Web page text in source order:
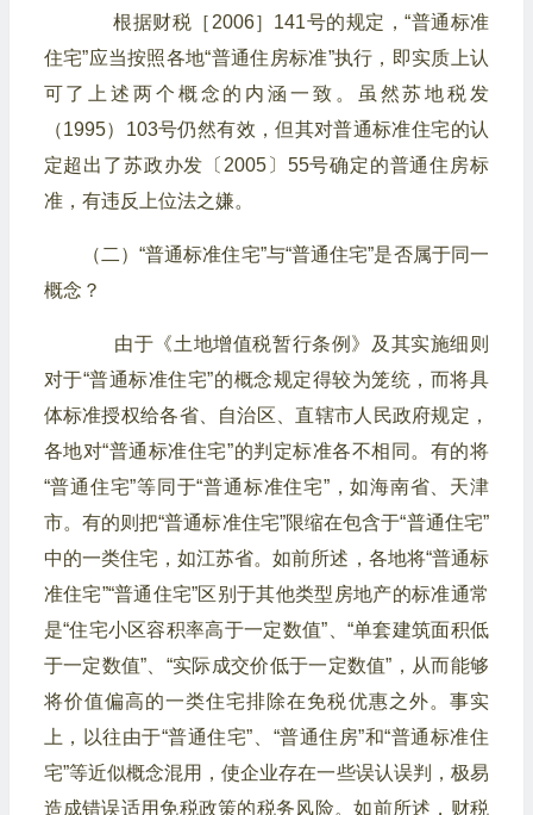
根据财税［2006］141号的规定，“普通标准
住宅”应当按照各地“普通住房标准”执行，即实质上认
可了上述两个概念的内涵一致。虽然苏地税发
（1995）103号仍然有效，但其对普通标准住宅的认
定超出了苏政办发〔2005〕55号确定的普通住房标
准，有违反上位法之嫌。
（二）“普通标准住宅”与“普通住宅”是否属于同一
概念？
由于《土地增值税暂行条例》及其实施细则
对于“普通标准住宅”的概念规定得较为笼统，而将具
体标准授权给各省、自治区、直辖市人民政府规定，
各地对“普通标准住宅”的判定标准各不相同。有的将
“普通住宅”等同于“普通标准住宅”，如海南省、天津
市。有的则把“普通标准住宅”限缩在包含于“普通住宅”
中的一类住宅，如江苏省。如前所述，各地将“普通标
准住宅”“普通住宅”区别于其他类型房地产的标准通常
是“住宅小区容积率高于一定数值”、“单套建筑面积低
于一定数值”、“实际成交价低于一定数值”，从而能够
将价值偏高的一类住宅排除在免税优惠之外。事实
上，以往由于“普通住宅”、“普通住房”和“普通标准住
宅”等近似概念混用，使企业存在一些误认误判，极易
造成错误适用免税政策的税务风险。如前所述，财税